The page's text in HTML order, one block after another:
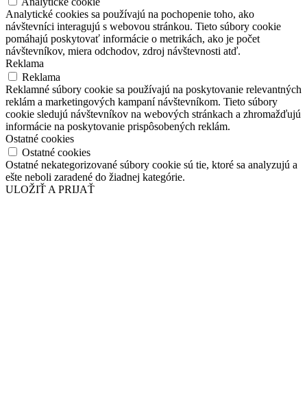
Analytické cookies sa používajú na pochopenie toho, ako
návštevníci interagujú s webovou stránkou. Tieto súbory cookie
pomáhajú poskytovať informácie o metrikách, ako je počet
návštevníkov, miera odchodov, zdroj návštevnosti atď.
Reklama
Reklama
Reklamné súbory cookie sa používajú na poskytovanie relevantných
reklám a marketingových kampaní návštevníkom. Tieto súbory
cookie sledujú návštevníkov na webových stránkach a zhromažďujú
informácie na poskytovanie prispôsobených reklám.
Ostatné cookies
Ostatné cookies
Ostatné nekategorizované súbory cookie sú tie, ktoré sa analyzujú a
ešte neboli zaradené do žiadnej kategórie.
ULOŽIŤ A PRIJAŤ